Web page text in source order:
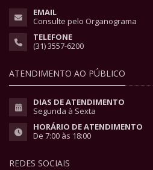
EMAIL
Consulte pelo Organograma
TELEFONE
(31) 3557-6200
ATENDIMENTO AO PÚBLICO
DIAS DE ATENDIMENTO
Segunda à Sexta
HORÁRIO DE ATENDIMENTO
De 7:00 às 18:00
REDES SOCIAIS